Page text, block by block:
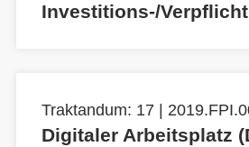
Investitions-/
Traktandum: 17 |
Digitaler Arbeitsplatz